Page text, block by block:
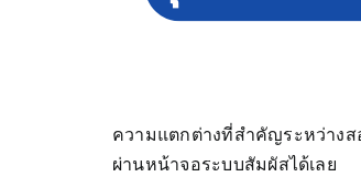
ความแตกต่างที่สำคัญระหว่าง
ผ่านหน้าจอระบบสัมผัสได้เลย